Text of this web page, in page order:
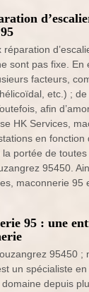
sont pas fixe. En
facteurs,
etc.) ; de
afin
HK Services,
en
la portée de
95450.
maconnerie 95
95 : une
95450 ;
un spécialiste
depuis